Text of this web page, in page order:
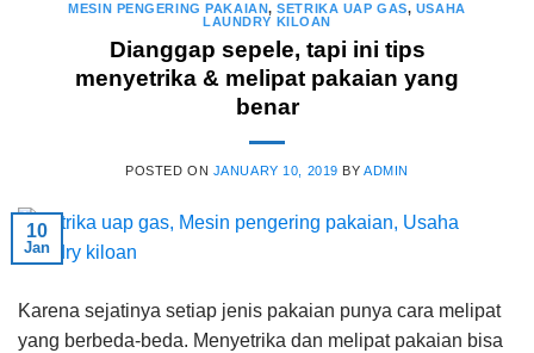
MESIN PENGERING PAKAIAN,SETRIKA UAP GAS, USAHA
LAUNDRY KILOAN
Dianggap sepele, tapi ini tips
menyetrika & melipat pakaian yang
benar
POSTED ON JANUARY 10, 2019 BY ADMIN
10
Jan
Karena sejatinya setiap jenis pakaian punya cara melipat
yang berbeda-beda. Menyetrika dan melipat pakaian bisa